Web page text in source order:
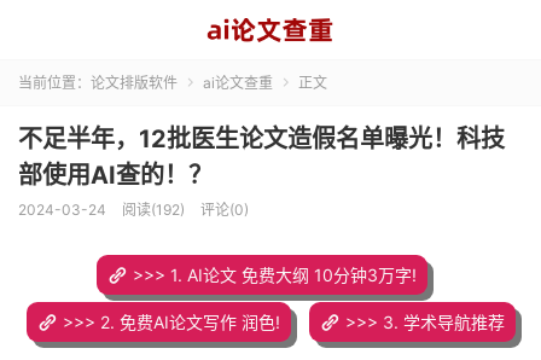
当前位置： 论文排版软件  ai论文查重  正文
不足半年，12批医生论文造假名单曝光！科技
部使用AI查的！？
2024-03-24 阅读(192) 评论(0)
>>> 1. AI论文 免费大纲 10分钟3万字!
>>> 2. 免费AI论文写作 润色! >>> 3. 学术导航推荐